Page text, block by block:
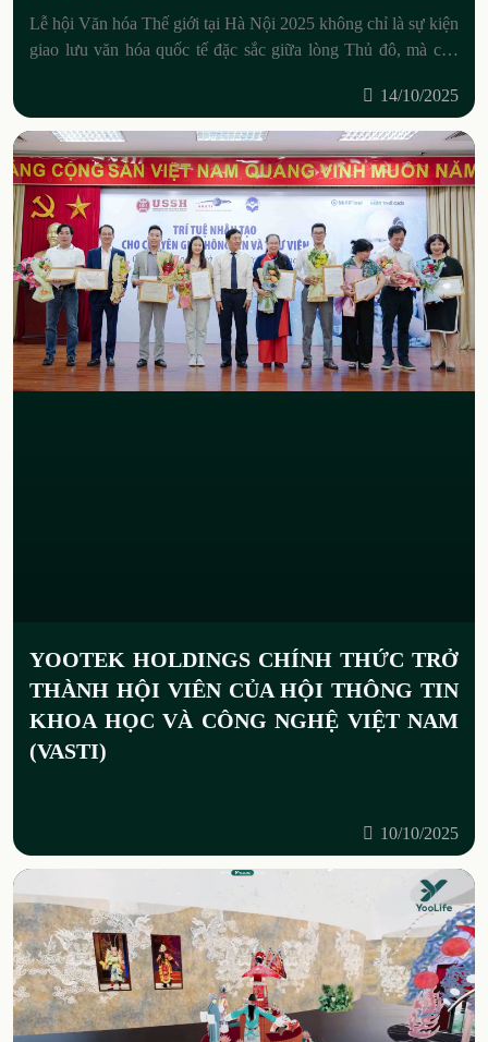
Lễ hội Văn hóa Thế giới tại Hà Nội 2025 không chỉ là sự kiện
giao lưu văn hóa quốc tế đặc sắc giữa lòng Thủ đô, mà còn
14/10/2025
YOOTEK HOLDINGS CHÍNH THỨC TRỞ
THÀNH HỘI VIÊN CỦA HỘI THÔNG TIN
KHOA HỌC VÀ CÔNG NGHỆ VIỆT NAM
(VASTI)
10/10/2025